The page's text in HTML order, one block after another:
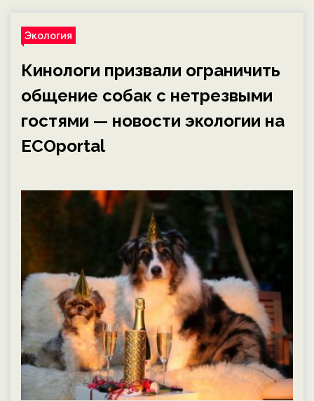
Экология
Кинологи призвали ограничить
общение собак с нетрезвыми
гостями — новости экологии на
ECOportal